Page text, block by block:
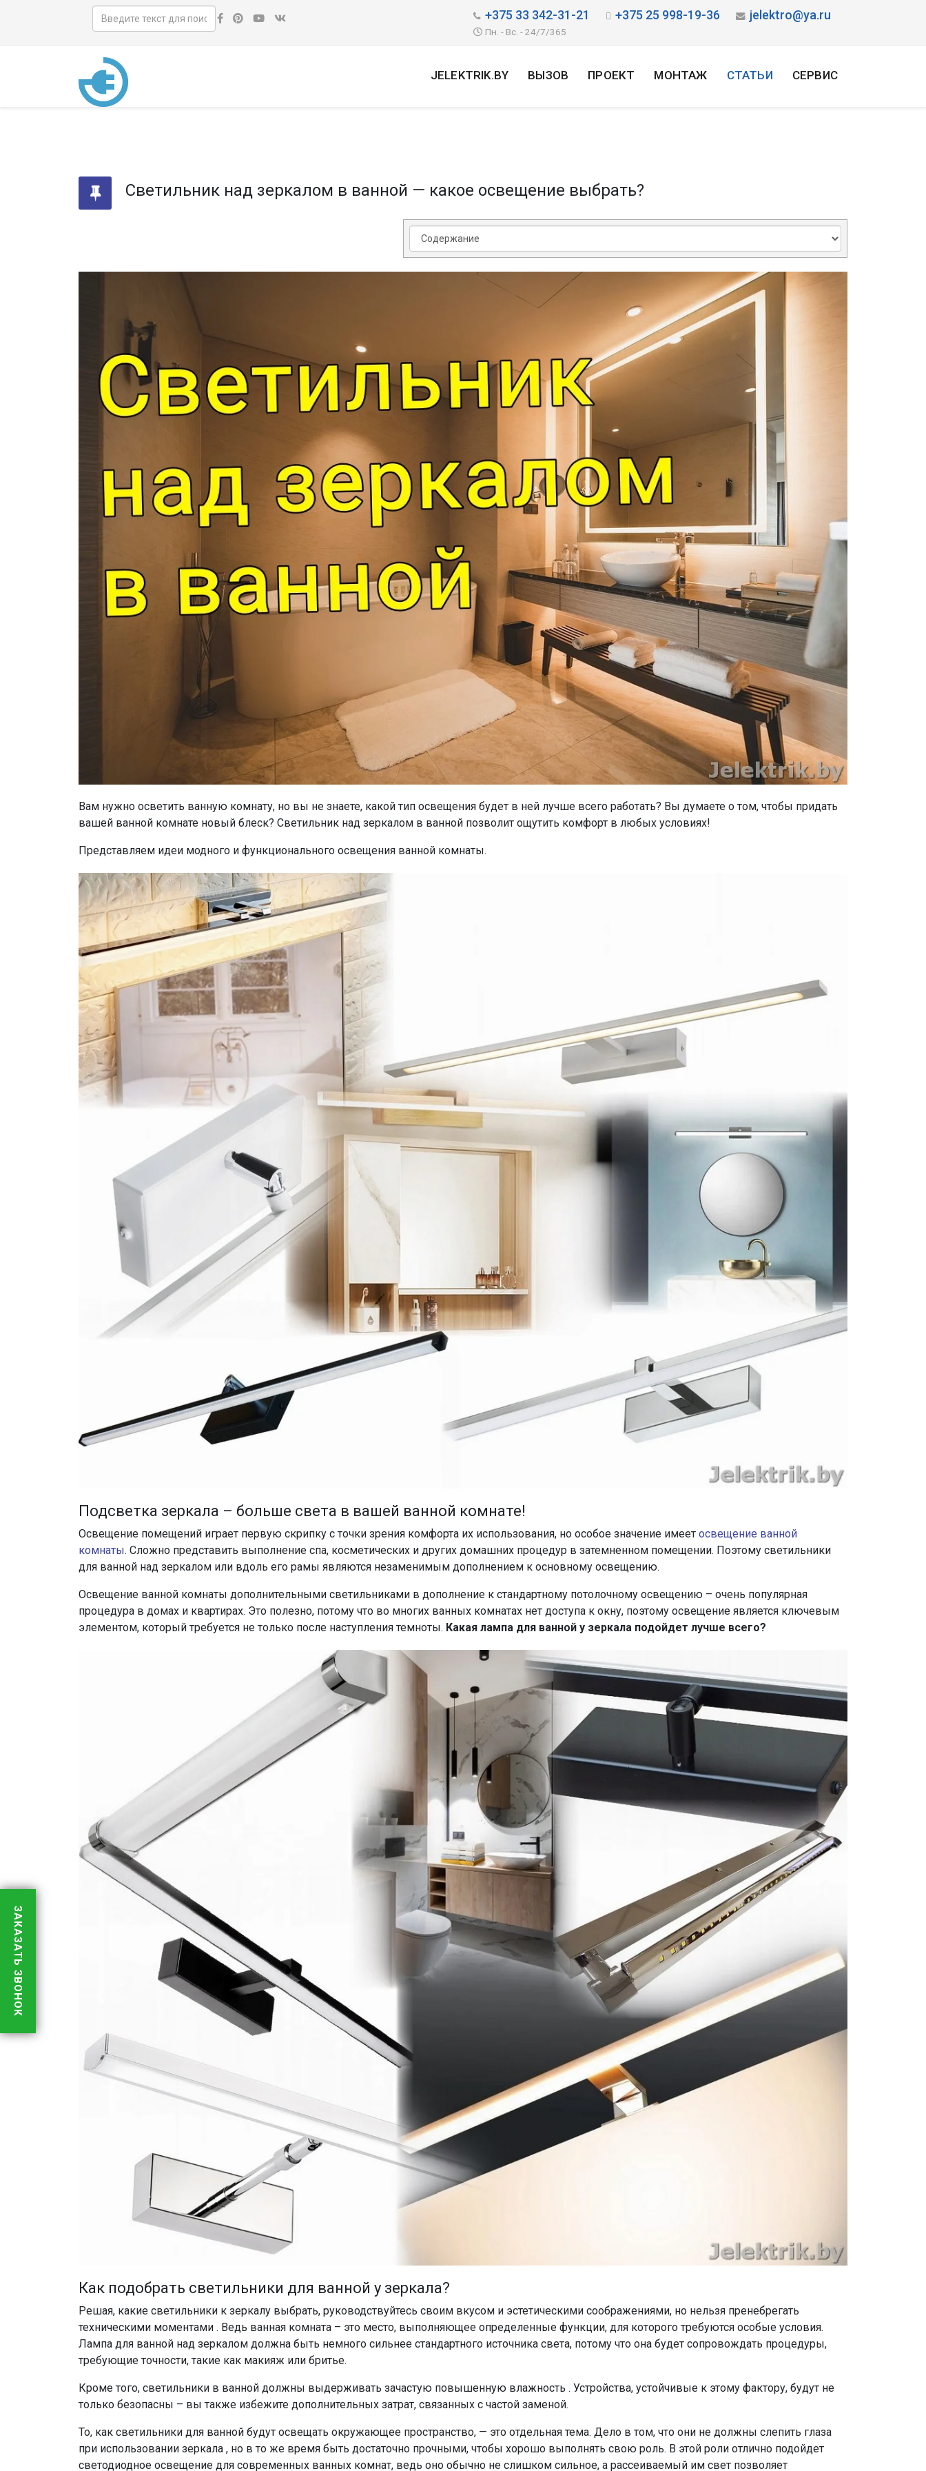
+375 33 342-31-21 +375 25 998-19-36 jelektro@ya.ru
Пн. - Вс. - 24/7/365
JELEKTRIK.BY ВЫЗОВ ПРОЕКТ МОНТАЖ СТАТЬИ СЕРВИС
Светильник над зеркалом в ванной — какое освещение выбрать?
Вам нужно осветить ванную комнату, но вы не знаете, какой тип освещения будет в ней лучше всего работать? Вы думаете о том, чтобы придать
вашей ванной комнате новый блеск? Светильник над зеркалом в ванной позволит ощутить комфорт в любых условиях!
Представляем идеи модного и функционального освещения ванной комнаты.
Подсветка зеркала – больше света в вашей ванной комнате!
Освещение помещений играет первую скрипку с точки зрения комфорта их использования, но особое значение имеет освещение ванной
комнаты. Сложно представить выполнение спа, косметических и других домашних процедур в затемненном помещении. Поэтому светильники
для ванной над зеркалом или вдоль его рамы являются незаменимым дополнением к основному освещению.
Освещение ванной комнаты дополнительными светильниками в дополнение к стандартному потолочному освещению – очень популярная
процедура в домах и квартирах. Это полезно, потому что во многих ванных комнатах нет доступа к окну, поэтому освещение является ключевым
элементом, который требуется не только после наступления темноты. Какая лампа для ванной у зеркала подойдет лучше всего?
Как подобрать светильники для ванной у зеркала?
Решая, какие светильники к зеркалу выбрать, руководствуйтесь своим вкусом и эстетическими соображениями, но нельзя пренебрегать
техническими моментами . Ведь ванная комната – это место, выполняющее определенные функции, для которого требуются особые условия.
Лампа для ванной над зеркалом должна быть немного сильнее стандартного источника света, потому что она будет сопровождать процедуры,
требующие точности, такие как макияж или бритье.
Кроме того, светильники в ванной должны выдерживать зачастую повышенную влажность . Устройства, устойчивые к этому фактору, будут не
только безопасны – вы также избежите дополнительных затрат, связанных с частой заменой.
То, как светильники для ванной будут освещать окружающее пространство, — это отдельная тема. Дело в том, что они не должны слепить глаза
при использовании зеркала , но в то же время быть достаточно прочными, чтобы хорошо выполнять свою роль. В этой роли отлично подойдет
светодиодное освещение для современных ванных комнат, ведь оно обычно не слишком сильное, а рассеиваемый им свет позволяет
ЗАКАЗАТЬ ЗВОНОК